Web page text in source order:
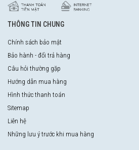
THÔNG TIN CHUNG
Chính sách bảo mật
Bảo hành - đổi trả hàng
Câu hỏi thường gặp
Hướng dẫn mua hàng
Hình thức thanh toán
Sitemap
Liên hệ
Những lưu ý trước khi mua hàng